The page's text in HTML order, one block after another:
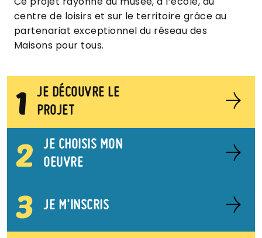
centre de loisirs et sur le territoire grâce au
partenariat exceptionnel du réseau des
Maisons pour tous.
1
JE DÉCOUVRE LE
PROJET
2
JE CHOISIS MON
OEUVRE
3 JE M'INSCRIS